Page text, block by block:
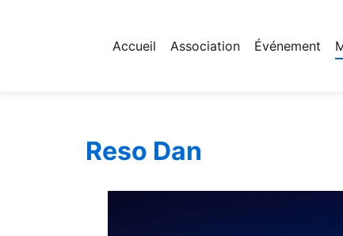
Accueil Association Événement
Reso Dan